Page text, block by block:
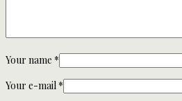
Your name *
Your e-mail *